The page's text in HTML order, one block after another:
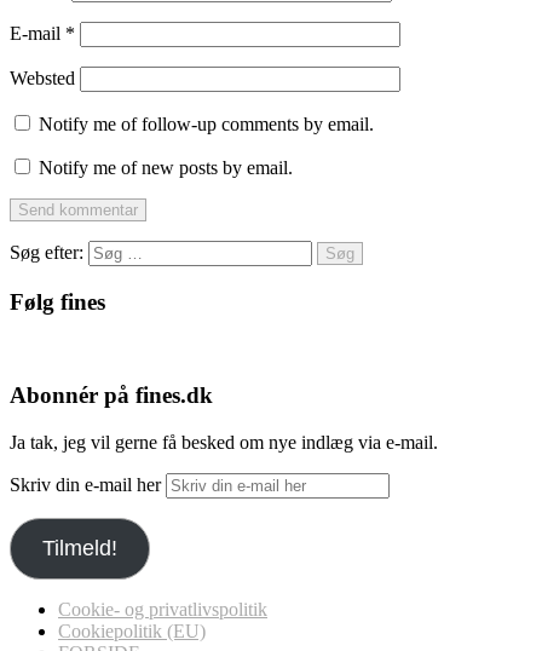
E-mail *
Websted
Notify me of follow-up comments by email.
Notify me of new posts by email.
Søg efter:
Følg fines
Abonnér på fines.dk
Ja tak, jeg vil gerne få besked om nye indlæg via e-mail.
Skriv din e-mail her
Tilmeld!
Cookie- og privatlivspolitik
Cookiepolitik (EU)